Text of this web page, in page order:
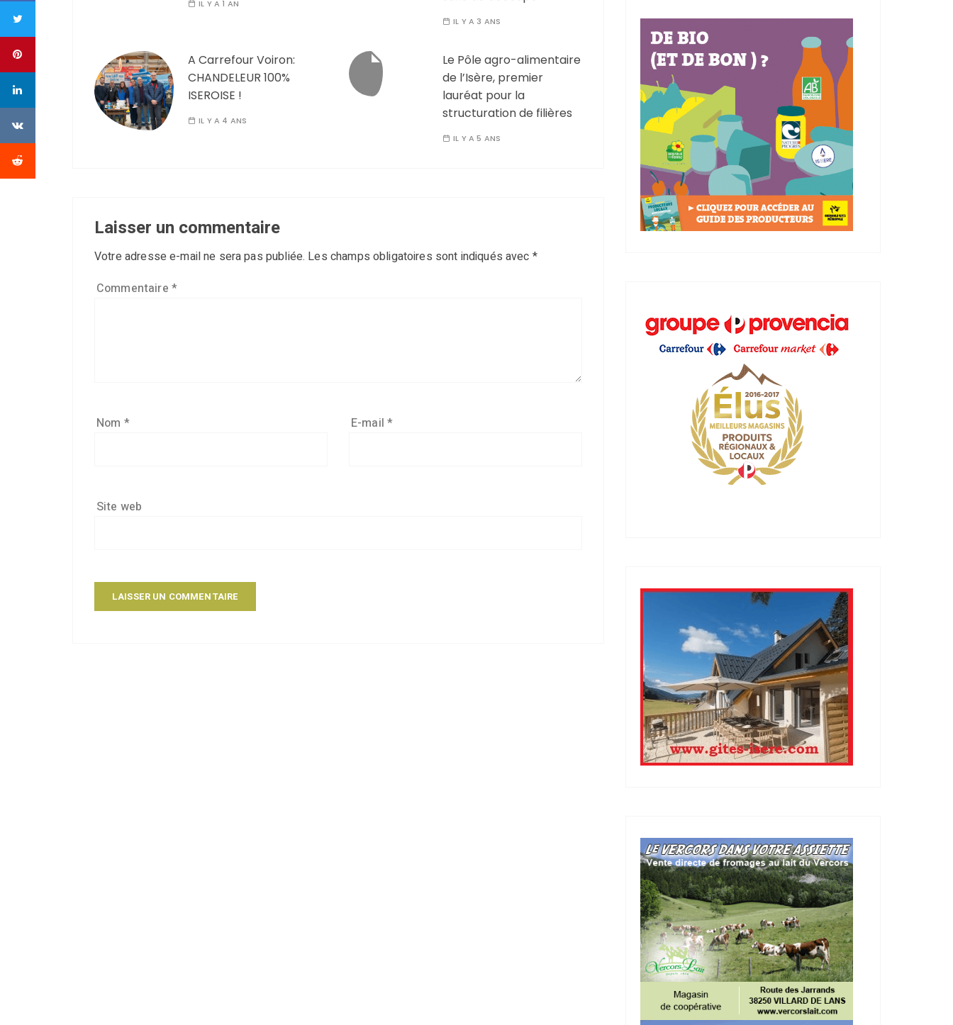
IL Y A 1 AN
IL Y A 3 ANS
A Carrefour Voiron:
CHANDELEUR 100%
ISEROISE !
IL Y A 4 ANS
Le Pôle agro-alimentaire
de l’Isère, premier
lauréat pour la
structuration de filières
IL Y A 5 ANS
Laisser un commentaire
Votre adresse e-mail ne sera pas publiée. Les champs obligatoires sont indiqués avec *
Commentaire *
Nom * E-mail*
Site web